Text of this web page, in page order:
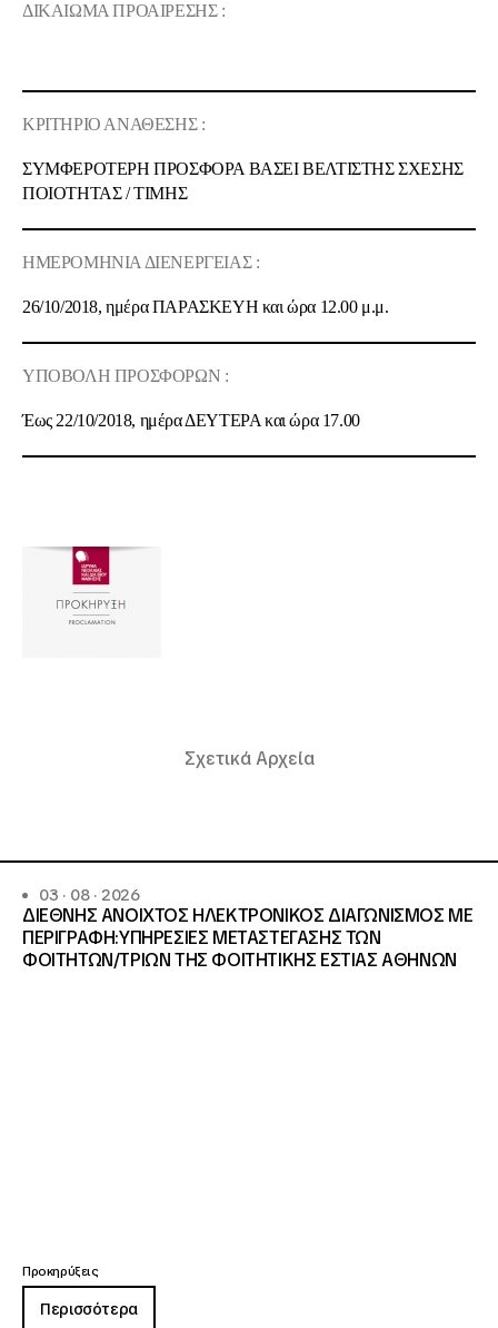
ΔΙΚΑΙΩΜΑ ΠΡΟΑΙΡΕΣΗΣ :
ΚΡΙΤΗΡΙΟ ΑΝΑΘΕΣΗΣ :
ΣΥΜΦΕΡΟΤΕΡΗ ΠΡΟΣΦΟΡΑ ΒΑΣΕΙ ΒΕΛΤΙΣΤΗΣ ΣΧΕΣΗΣ
ΠΟΙOΤΗΤΑΣ / ΤΙΜΗΣ
ΗΜΕΡΟΜΗΝΙΑ ΔΙΕΝΕΡΓΕΙΑΣ :
26/10/2018, ημέραΠΑΡΑΣΚΕΥΗ και ώρα 12.00 μ.μ.
ΥΠΟΒΟΛΗ ΠΡΟΣΦΟΡΩΝ :
Έως 22/10/2018, ημέραΔΕΥΤΕΡΑ και ώρα 17.00
Σχετικά Αρχεία
03 · 08 · 2026
ΔΙΕΘΝΗΣ ΑΝΟΙΧΤΟΣ ΗΛΕΚΤΡΟΝΙΚΟΣ ΔΙΑΓΩΝΙΣΜΟΣ ΜΕ
ΠΕΡΙΓΡΑΦΗ:ΥΠΗΡΕΣΙΕΣ METAΣΤΕΓΑΣΗΣ ΤΩΝ
ΦΟΙΤΗΤΩΝ/ΤΡΙΩΝ ΤΗΣ ΦΟΙΤΗΤΙΚΗΣ ΕΣΤΙΑΣ ΑΘΗΝΩΝ
Προκηρύξεις
Περισσότερα